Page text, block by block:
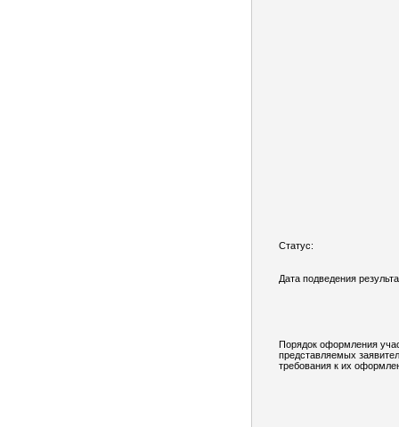
Статус:
Дата подведения
Порядок оформления
представляемых
требования к их